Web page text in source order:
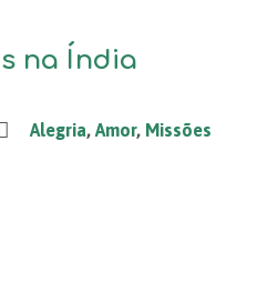
na Índia
Alegria, Amor, Missões